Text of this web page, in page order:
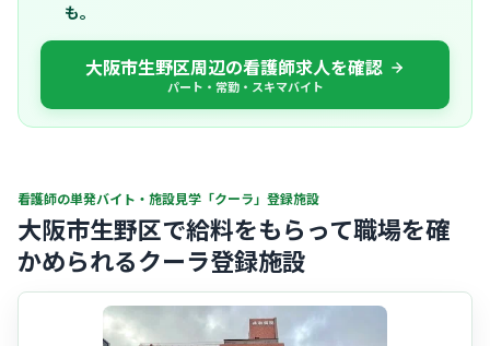
も。
大阪市生野区周辺の看護師求人を確認
パート・常勤・スキマバイト
看護師の単発バイト・施設見学「クーラ」登録施設
大阪市生野区で給料をもらって職場を確
かめられるクーラ登録施設